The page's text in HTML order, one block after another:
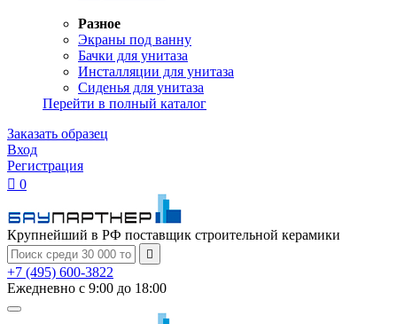
Разное
Экраны под ванну
Бачки для унитаза
Инсталляции для унитаза
Сиденья для унитаза
Перейти в полный каталог
Заказать образец
Вход
Регистрация
 0
Крупнейший в РФ поставщик строительной керамики

+7 (495) 600-3822
Ежедневно с 9:00 до 18:00